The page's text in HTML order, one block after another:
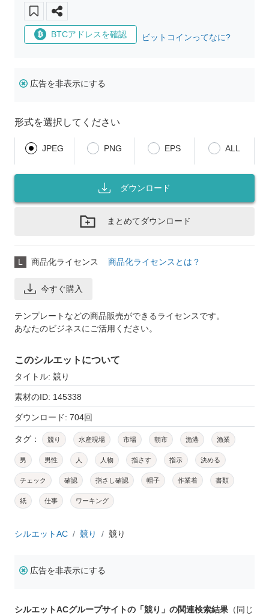
BTCアドレスを確認 ビットコインってなに?
広告を非表示にする
形式を選択してください
JPEG PNG EPS ALL
ダウンロード
まとめてダウンロード
L 商品化ライセンス 商品化ライセンスとは？
今すぐ購入
テンプレートなどの商品販売ができるライセンスです。
あなたのビジネスにご活用ください。
このシルエットについて
タイトル: 競り
素材のID: 145338
ダウンロード: 704回
タグ： 競り 水産現場 市場 朝市 漁港 漁業
男 男性 人 人物 指さす 指示 決める
チェック 確認 指さし確認 帽子 作業着 書類
紙 仕事 ワーキング
シルエットAC 競り 競り
広告を非表示にする
シルエットACグループサイトの「競り」の関連検索結果 （同じ